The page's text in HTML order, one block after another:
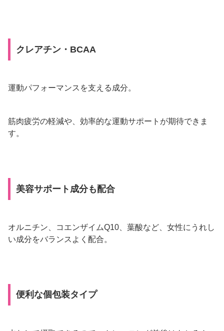
クレアチン・BCAA
運動パフォーマンスを支える成分。
筋肉疲労の軽減や、効率的な運動サポートが期待できま
す。
美容サポート成分も配合
オルニチン、コエンザイムQ10、葉酸など、女性にうれし
い成分をバランスよく配合。
便利な個包装タイプ